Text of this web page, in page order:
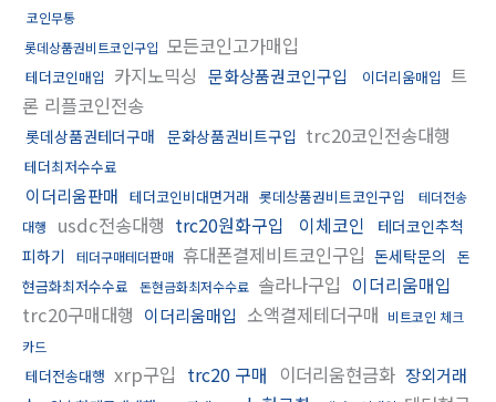
코인무통
롯데상품권비트코인구입 모든코인고가매입
테더코인매입 카지노믹싱 문화상품권코인구입 이더리움매입 트
론 리플코인전송
롯데상품권테더구매 문화상품권비트구입 trc20코인전송대행
테더최저수수료
이더리움판매 테더코인비대면거래 롯데상품권비트코인구입
테더전송
대행
usdc전송대행 trc20원화구입 이체코인
테더코인추척
피하기
테더구매테더판매 휴대폰결제비트코인구입 돈세탁문의
돈
현금화최저수수료
돈현금화최저수수료 솔라나구입 이더리움매입
trc20구매대행 이더리움매입 소액결제테더구매 비트코인 체크
카드
테더전송대행 xrp구입 trc20 구매 이더리움현금화 장외거래